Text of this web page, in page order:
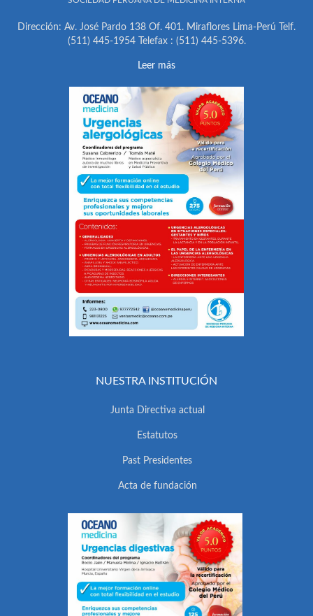
Dirección: Av. José Pardo 138 Of. 401. Miraflores Lima-Perú Telf.
(511) 445-1954 Telefax : (511) 445-5396.
Leer más
NUESTRA INSTITUCIÓN
Junta Directiva actual
Estatutos
Past Presidentes
Acta de fundación